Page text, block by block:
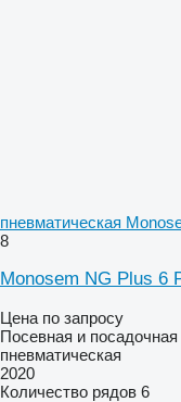
пневматическая
8
Monosem NG Plus 6
Цена по запросу
Посевная и
пневматическая
2020
Количество рядов 6